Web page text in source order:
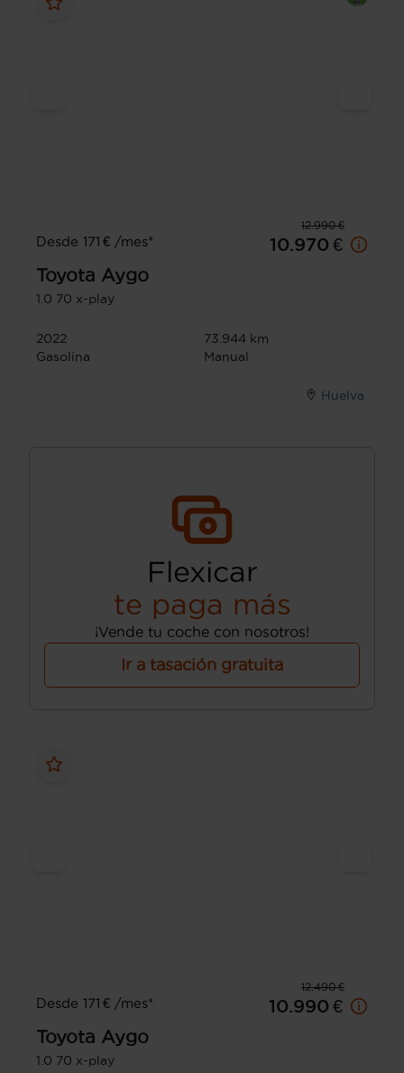
12.990 €
Desde 171 € /mes*
10.970 €
Toyota Aygo
1.0 70 x-play
2022
73.944 km
Gasolina
Manual
Huelva
Flexicar
te paga más
¡Vende tu coche con nosotros!
Ir a tasación gratuita
12.490 €
Desde 171 € /mes*
10.990 €
Toyota Aygo
1.0 70 x-play